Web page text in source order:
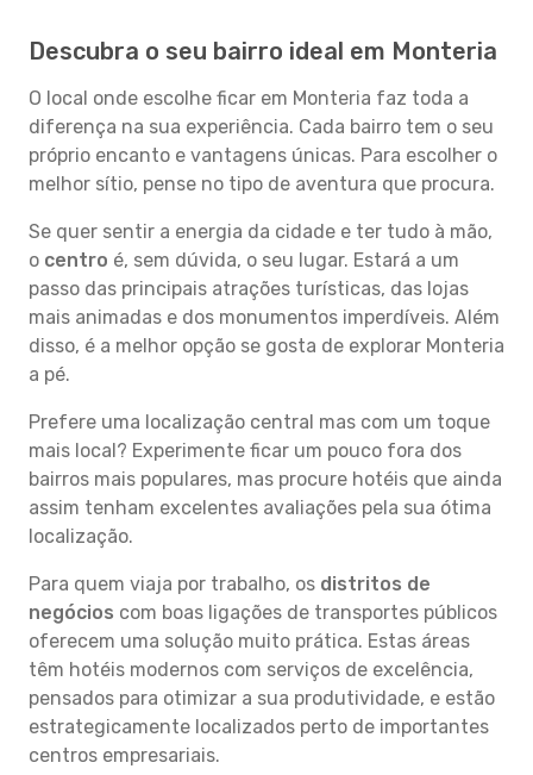
Descubra o seu bairro ideal em Monteria
O local onde escolhe ficar em Monteria faz toda a
diferença na sua experiência. Cada bairro tem o seu
próprio encanto e vantagens únicas. Para escolher o
melhor sítio, pense no tipo de aventura que procura.
Se quer sentir a energia da cidade e ter tudo à mão,
o centro é, sem dúvida, o seu lugar. Estará a um
passo das principais atrações turísticas, das lojas
mais animadas e dos monumentos imperdíveis. Além
disso, é a melhor opção se gosta de explorar Monteria
a pé.
Prefere uma localização central mas com um toque
mais local? Experimente ficar um pouco fora dos
bairros mais populares, mas procure hotéis que ainda
assim tenham excelentes avaliações pela sua ótima
localização.
Para quem viaja por trabalho, os distritos de
negócios com boas ligações de transportes públicos
oferecem uma solução muito prática. Estas áreas
têm hotéis modernos com serviços de excelência,
pensados para otimizar a sua produtividade, e estão
estrategicamente localizados perto de importantes
centros empresariais.